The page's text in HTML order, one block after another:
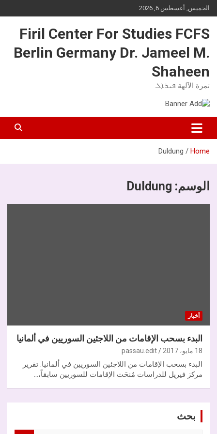
Skip
to
الخميس, أغسطس 6, 2026
Firil Center For Studies FCFS
Berlin Germany Dr. Jameel M.
Shaheen
ثمرة الآلهة ܦܝܪܐܠ
Home
Duldung
الوسم: Duldung
أخبار
البدء بسحب الإقامات من اللاجئين السوريين في ألمانيا
18 مايو، 2017 passau.edit
البدء بسحب الإقامات من اللاجئين السوريين في ألمانيا. تقرير
مركز فيريل للدراسات مُنحَت الإقامات للسوريين سابقاً،…
بحث